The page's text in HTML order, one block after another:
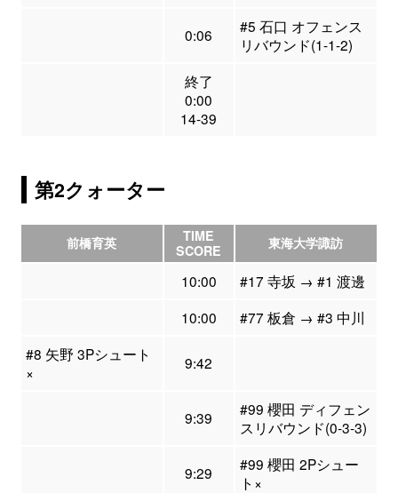
0:06
#5 石口 オフェンス
リバウンド(1-1-2)
終了
0:00
14-39
第2クォーター
前橋育英
TIME
SCORE
東海大学諏訪
10:00
#17 寺坂 → #1 渡邊
10:00
#77 板倉 → #3 中川
#8 矢野 3Pシュート
×
9:42
9:39
#99 櫻田 ディフェン
スリバウンド(0-3-3)
9:29
#99 櫻田 2Pシュー
ト×